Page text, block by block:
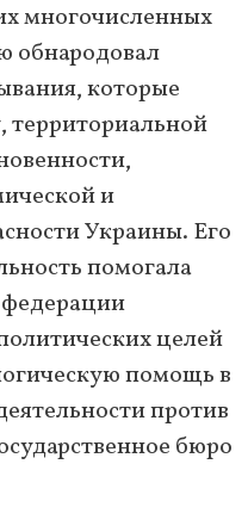
многочисленных
обнародовал
которые
территориальной
и
Украины. Его
помогала
федерации
целей
помощь в
против
бюро